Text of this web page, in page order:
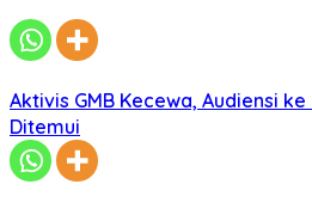
Aktivis GMB Kecewa, Audiensi
Ditemui